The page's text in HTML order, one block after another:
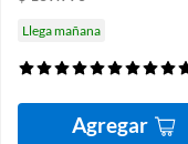
Llega mañana
Agregar